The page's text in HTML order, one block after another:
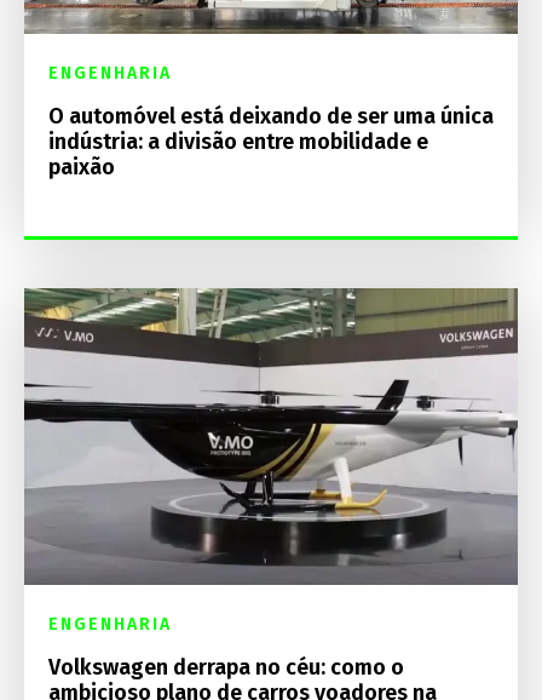
ENGENHARIA
O automóvel está deixando de ser uma única
indústria: a divisão entre mobilidade e
paixão
ENGENHARIA
Volkswagen derrapa no céu: como o
ambicioso plano de carros voadores na